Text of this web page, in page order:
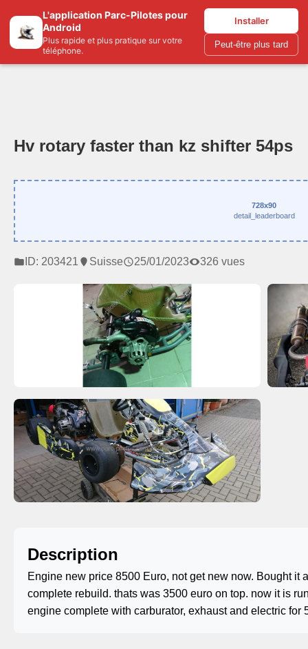
L'application Parc-Pilotes pour
Android
Plus rapide et plus pratique sur votre
téléphone.
Installer
Peut-être plus tard
Parc-pilotes.com
Hv rotary faster than kz shifter 54ps
728x90
detail_leaderboard
ID: 203421 Suisse 25/01/2023 326 vues
Description
Engine new price 8500 Euro, not get new now. Bought it
complete rebuild. thats was 3500 euro on top. now it is
engine complete with carburator, exhaust and electric